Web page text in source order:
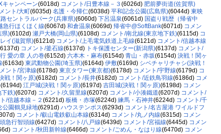
キャンペーン(6018d) コメント/日豊本線－３ (6026d) 肥前夢街道(佐賀県)
ント/大町(6035d) 名護・今帰仁(6038d) 平和記念公園(広島県)(6044d) 東映
セントラルパーク(兵庫県)(6060d) 下呂温泉(6061d) 国盗り戦歴（帰省中
急行ほくほく線(6067d) 和倉温泉(6069d) 帰省中@SoftBank(6071d) コメン
県)(6102d) 瀬戸大橋(岡山県)(6108d) コメント/南北線(東京地下鉄)(6115d) コ
イ(滋賀県)(6121d) コメント/上毛電気鉄道上毛線(6121d) コメント/信越本線
コメント/釜石線(6137d) トキ保護センター(新潟県)(6137d) コメント/
愛の章 人の巻(6152d) 六本木・麻布(6154d) 青山・赤坂(6154d) 決戦！関ヶ
(6163d) 東武動物公園(埼玉県)(6164d) 伊敷(6169d) シベチャリチャシ(決戦！
ント/宮津線(6178d) 東京タワー(東京都)(6178d) コメント/宇野線(6179d) コ
戦！関ヶ原)(6182d) コメント/長井(6182d) コメント/近鉄鳥羽線(6186d) コメ
(6194d) 江戸城(決戦！関ヶ原)(6197d) 吉田城(決戦！関ヶ原)(6198d) コメン
下鉄)(6207d) コメント/久留里線(6207d) コメント/小湊鐵道(6207d) コメント/
/信越本線－２ (6221d) 板橋・赤塚(6224d) 練馬・石神井(6224d) コメント/千
公園鶴見緑地(6291d) ハウステンボス(6293d) コメント/名古屋港 ワイルドフ
コメント/叡山電鉄叡山本線(6314d) コメント/丸ノ内線(6315d) コメン
急行智頭線(6427d) コメント/八戸線(6439d) コメント/宮福線(6445d) コメン
コメント/秋田新幹線(6466d) コメント/ごめん・なはり線(6470d) コメン